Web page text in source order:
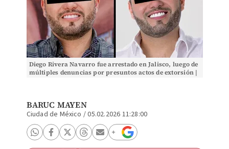
Diego Rivera Navarro fue arrestado en Jalisco, luego de
múltiples denuncias por presuntos actos de extorsión |
BARUC MAYEN
Ciudad de México /05.02.2026 11:28:00